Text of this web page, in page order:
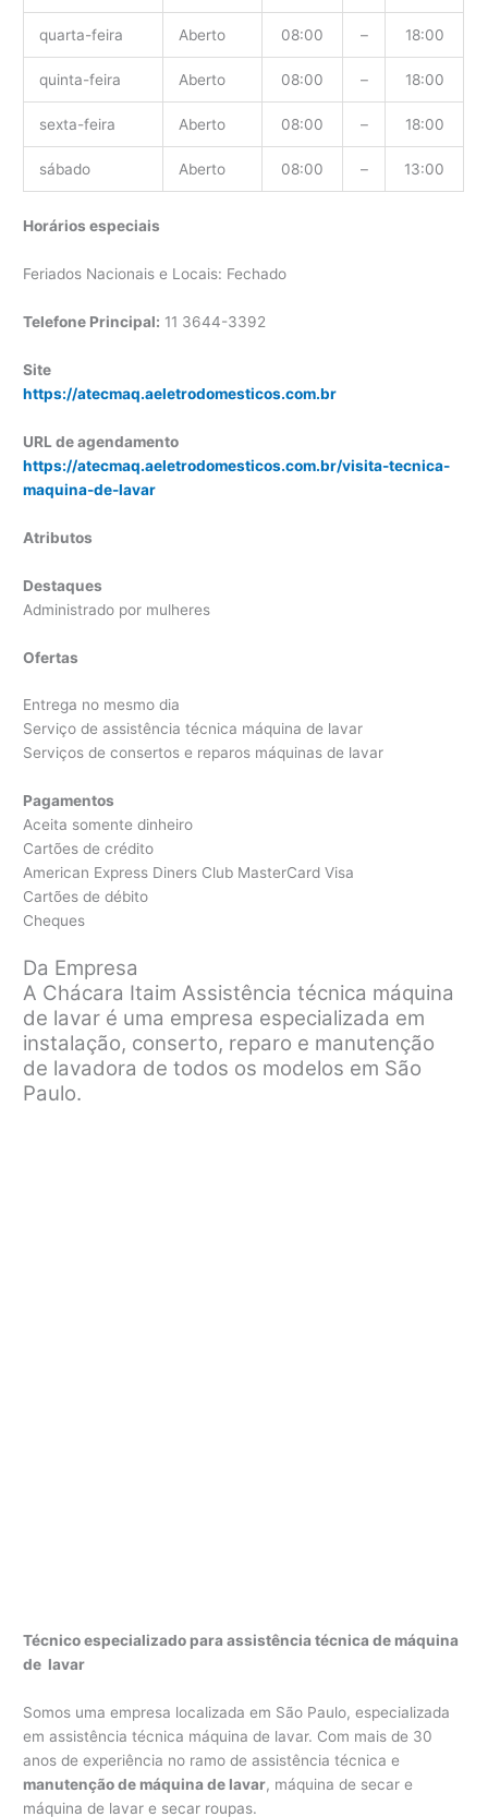
quarta-feira Aberto 08:00 – 18:00
quinta-feira Aberto 08:00 – 18:00
sexta-feira Aberto 08:00 – 18:00
sábado Aberto 08:00 – 13:00
Horários especiais
Feriados Nacionais e Locais: Fechado
Telefone Principal: 11 3644-3392
Site
https://atecmaq.aeletrodomesticos.com.br
URL de agendamento
https://atecmaq.aeletrodomesticos.com.br/visita-tecnica-
maquina-de-lavar
Atributos
Destaques
Administrado por mulheres
Ofertas
Entrega no mesmo dia
Serviço de assistência técnica máquina de lavar
Serviços de consertos e reparos máquinas de lavar
Pagamentos
Aceita somente dinheiro
Cartões de crédito
American Express Diners Club MasterCard Visa
Cartões de débito
Cheques
Da Empresa
A Chácara Itaim Assistência técnica máquina
de lavar é uma empresa especializada em
instalação, conserto, reparo e manutenção
de lavadora de todos os modelos em São
Paulo.
Técnico especializado para assistência técnica de máquina
de lavar
Somos uma empresa localizada em São Paulo, especializada
em assistência técnica máquina de lavar. Com mais de 30
anos de experiência no ramo de assistência técnica e
manutenção de máquina de lavar, máquina de secar e
máquina de lavar e secar roupas.